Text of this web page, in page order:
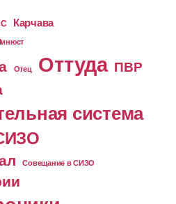
Карчава
Отец Оттуда ПВР
система
Совещание в СИЗО